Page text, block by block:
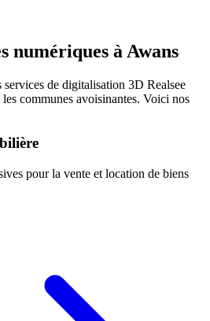
numériques à Awans
services de digitalisation 3D Realsee
les communes avoisinantes. Voici nos
pour la vente et location de biens